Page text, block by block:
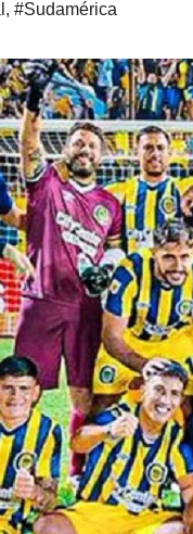
, #Sudamérica